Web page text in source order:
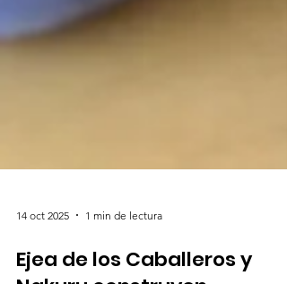
14 oct 2025 1 min de lectura